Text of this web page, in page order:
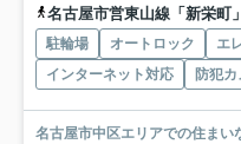
名古屋市営東山線「新栄町
駐輪場 オートロック エ
インターネット対応
防犯カ
名古屋市中区エリアでの住まい